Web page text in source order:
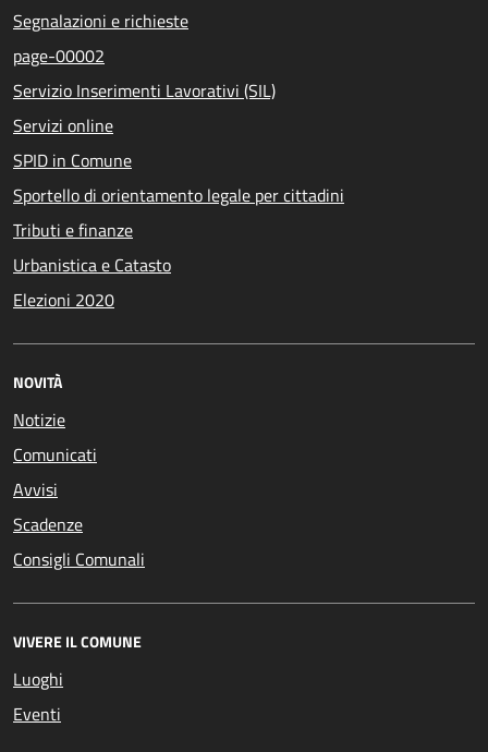
Segnalazioni e richieste
page-00002
Servizio Inserimenti Lavorativi (SIL)
Servizi online
SPID in Comune
Sportello di orientamento legale per cittadini
Tributi e finanze
Urbanistica e Catasto
Elezioni 2020
NOVITÀ
Notizie
Comunicati
Avvisi
Scadenze
Consigli Comunali
VIVERE IL COMUNE
Luoghi
Eventi